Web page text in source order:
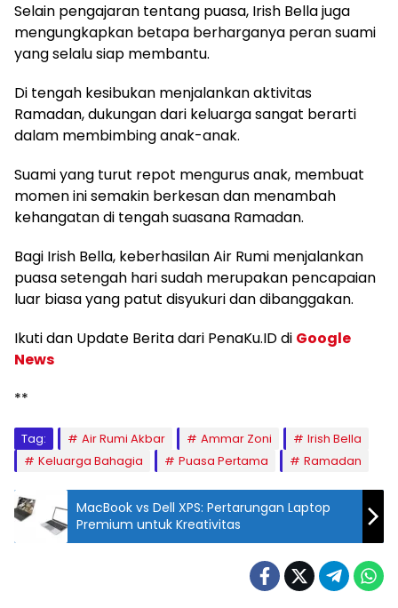
Selain pengajaran tentang puasa, Irish Bella juga
mengungkapkan betapa berharganya peran suami
yang selalu siap membantu.
Di tengah kesibukan menjalankan aktivitas
Ramadan, dukungan dari keluarga sangat berarti
dalam membimbing anak-anak.
Suami yang turut repot mengurus anak, membuat
momen ini semakin berkesan dan menambah
kehangatan di tengah suasana Ramadan.
Bagi Irish Bella, keberhasilan Air Rumi menjalankan
puasa setengah hari sudah merupakan pencapaian
luar biasa yang patut disyukuri dan dibanggakan.
Ikuti dan Update Berita dari PenaKu.ID di Google
News
**
Tag: Air Rumi Akbar Ammar Zoni
Irish Bella
Keluarga Bahagia
Puasa Pertama Ramadan
MacBook vs Dell XPS: Pertarungan Laptop
Premium untuk Kreativitas